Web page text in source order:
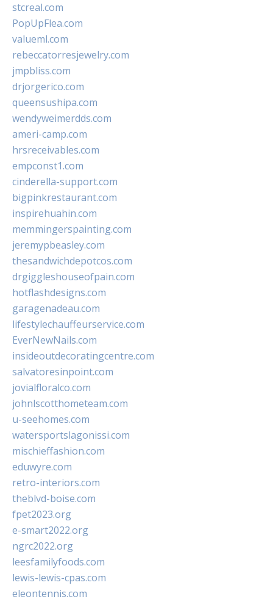
stcreal.com
PopUpFlea.com
valueml.com
rebeccatorresjewelry.com
jmpbliss.com
drjorgerico.com
queensushipa.com
wendyweimerdds.com
ameri-camp.com
hrsreceivables.com
empconst1.com
cinderella-support.com
bigpinkrestaurant.com
inspirehuahin.com
memmingerspainting.com
jeremypbeasley.com
thesandwichdepotcos.com
drgiggleshouseofpain.com
hotflashdesigns.com
garagenadeau.com
lifestylechauffeurservice.com
EverNewNails.com
insideoutdecoratingcentre.com
salvatoresinpoint.com
jovialfloralco.com
johnlscotthometeam.com
u-seehomes.com
watersportslagonissi.com
mischieffashion.com
eduwyre.com
retro-interiors.com
theblvd-boise.com
fpet2023.org
e-smart2022.org
ngrc2022.org
leesfamilyfoods.com
lewis-lewis-cpas.com
eleontennis.com